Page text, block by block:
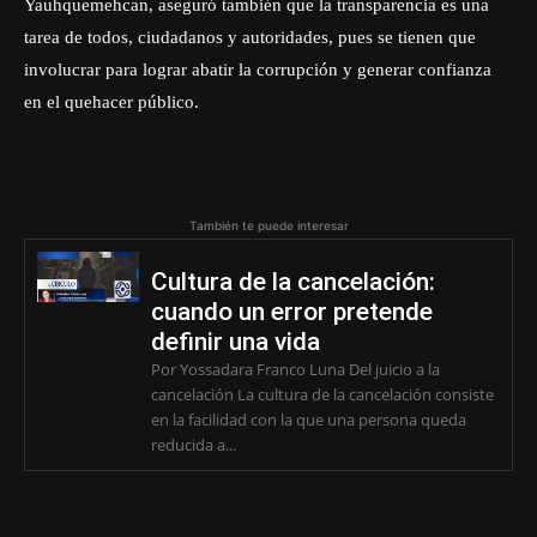
Yauhquemehcan, aseguró también que la transparencia es una
tarea de todos, ciudadanos y autoridades, pues se tienen que
involucrar para lograr abatir la corrupción y generar confianza
en el quehacer público.
También te puede interesar
Cultura de la cancelación:
cuando un error pretende
definir una vida
Por Yossadara Franco Luna Del juicio a la
cancelación La cultura de la cancelación consiste
en la facilidad con la que una persona queda
reducida a...